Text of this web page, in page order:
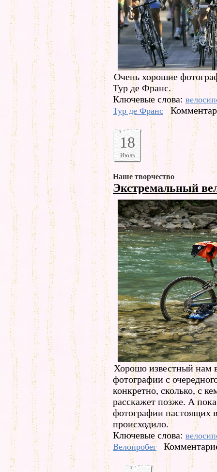
Очень хорошие
Тур де Франс.
Ключевые слова:
Тур де Франс
18
Июль
Наше творчество
Экстремальный
Хорошо известный нам
фотографии с
конкретно, сколько, с
расскажет позже. А
фотографии настоящих
происходило.
Ключевые слова:
Велопробег